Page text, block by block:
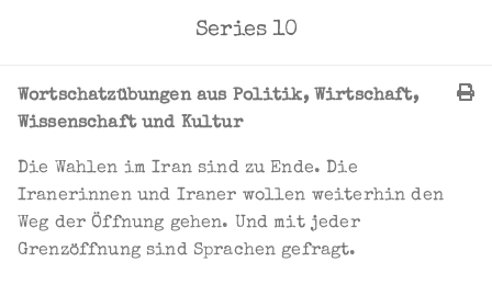
Series 10
Wortschatzübungen aus Politik, Wirtschaft,
Wissenschaft und Kultur
Die Wahlen im Iran sind zu Ende. Die
Iranerinnen und Iraner wollen weiterhin den
Weg der Öffnung gehen. Und mit jeder
Grenzöffnung sind Sprachen gefragt.